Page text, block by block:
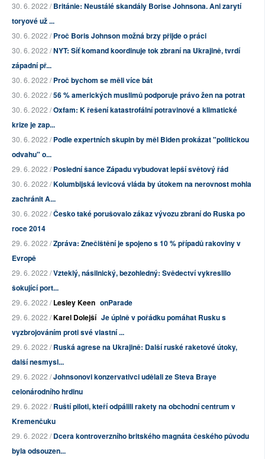
30. 6. 2022 /Británie: Neustálé skandály Borise Johnsona. Ani zarytí
toryové už ...
30. 6. 2022 /Proč Boris Johnson možná brzy přijde o práci
30. 6. 2022 /NYT: Síť komand koordinuje tok zbraní na Ukrajině, tvrdí
západní př...
30. 6. 2022 /Proč bychom se měli více bát
30. 6. 2022 /56 % amerických muslimů podporuje právo žen na potrat
30. 6. 2022 /Oxfam: K řešení katastrofální potravinové a klimatické
krize je zap...
30. 6. 2022 /Podle expertních skupin by měl Biden prokázat "politickou
odvahu" o...
29. 6. 2022 /Poslední šance Západu vybudovat lepší světový řád
30. 6. 2022 /Kolumbijská levicová vláda by útokem na nerovnost mohla
zachránit A...
30. 6. 2022 /Česko také porušovalo zákaz vývozu zbraní do Ruska po
roce 2014
29. 6. 2022 /Zpráva: Znečištění je spojeno s 10 % případů rakoviny v
Evropě
29. 6. 2022 /Vzteklý, násilnický, bezohledný: Svědectví vykreslilo
šokující port...
29. 6. 2022 /Lesley Keen onParade
29. 6. 2022 /Karel Dolejší Je úplně v pořádku pomáhat Rusku s
vyzbrojováním proti své vlastní ...
29. 6. 2022 /Ruská agrese na Ukrajině: Další ruské raketové útoky,
další nesmysl...
29. 6. 2022 /Johnsonovi konzervativci udělali ze Steva Braye
celonárodního hrdinu
29. 6. 2022 /Ruští piloti, kteří odpálili rakety na obchodní centrum v
Kremenčuku
29. 6. 2022 /Dcera kontroverzního britského magnáta českého původu
byla odsouzen...